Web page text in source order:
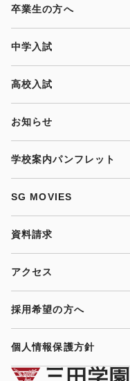
卒業生の方へ
中学入試
高校入試
お知らせ
学校案内パンフレット
SG MOVIES
資料請求
アクセス
採用希望の方へ
個人情報保護方針